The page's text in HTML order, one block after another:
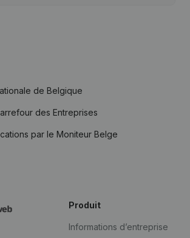
de Belgique
des Entreprises
par le Moniteur Belge
Produit
Informations d’entreprise